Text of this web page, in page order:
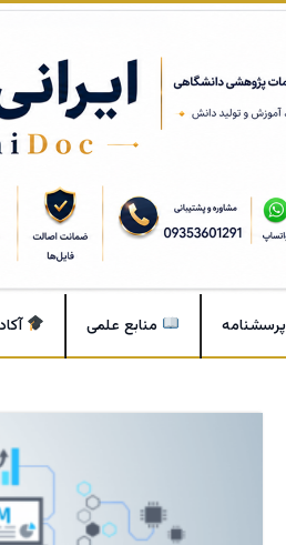
پرسشنامه منابع علمی